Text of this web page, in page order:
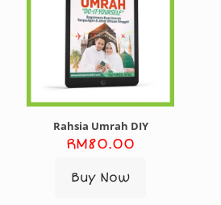
Rahsia Umrah DIY
RM80.00
Buy Now